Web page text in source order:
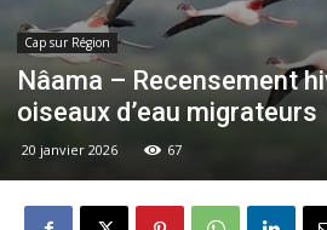
Cap sur Région
Nâama – Recensement
oiseaux d’eau migrateurs
20 janvier 2026 67